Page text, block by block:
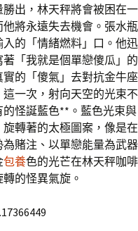
出，林天秤將會被困在一
將永遠失去機會。張水瓶
的「情緒燃料」口。他迅
「我就是個單戀傻瓜」的
的「傻氣」去對抗金牛座
一次，射向天空的光束不
怪誕藍色**。藍色光束與
轉著的太極圖案，像是在
賭注、以單戀能量為武器
包養色的光芒在林天秤咖啡
的怪異氣旋。